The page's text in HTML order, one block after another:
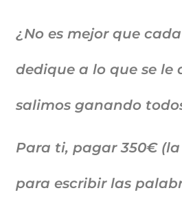
¿No es mejor que
dedique a lo que se le
salimos ganando
Para ti, pagar 350€
para escribir las